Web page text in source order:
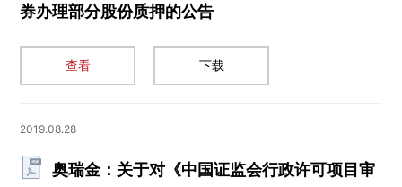
券办理部分股份质押的公告
查看 下载
2019.08.28
奥瑞金：关于对《中国证监会行政许可项目审